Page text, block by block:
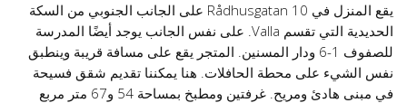
يقع المنزل في Rådhusgatan 10 على الجانب الجنوبي من السكة
الحديدية التي تقسم Valla. على نفس الجانب يوجد أيضًا المدرسة
للصفوف 1-6 ودار المسنين. المتجر يقع على مسافة قريبة وينطبق
نفس الشيء على محطة الحافلات. هنا يمكننا تقديم شقق فسيحة
في مبنى هادئ ومريح. غرفتين ومطبخ بمساحة 54 و67 متر مربع